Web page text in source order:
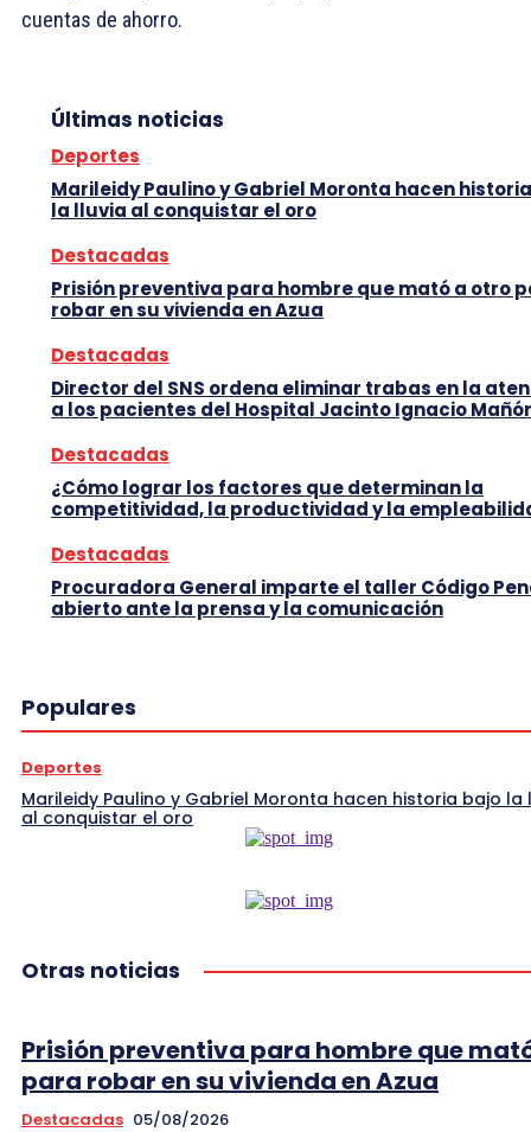
cuentas de ahorro.
Últimas noticias
Deportes
Marileidy Paulino y Gabriel Moronta hacen
la lluvia al conquistar el oro
Destacadas
Prisión preventiva para hombre que mató a otro
robar en su vivienda en Azua
Destacadas
Director del SNS ordena eliminar trabas en la
a los pacientes del Hospital Jacinto Ignacio
Destacadas
¿Cómo lograr los factores que determinan la
competitividad, la productividad y la
Destacadas
Procuradora General imparte el taller Código
abierto ante la prensa y la comunicación
Populares
Deportes
Marileidy Paulino y Gabriel Moronta hacen historia bajo la
al conquistar el oro
Otras noticias
Prisión preventiva para hombre que
para robar en su vivienda en Azua
Destacadas 05/08/2026